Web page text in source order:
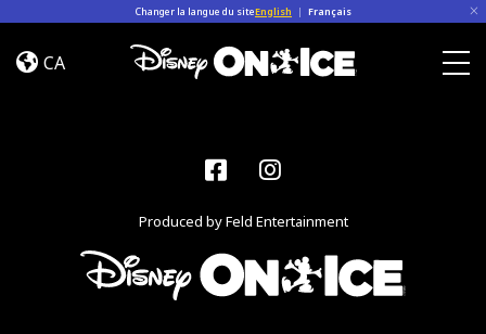
Changer la langue du siteEnglish | Français
Magia
enCA
FacebookInstagram
Produced by Feld Entertainment